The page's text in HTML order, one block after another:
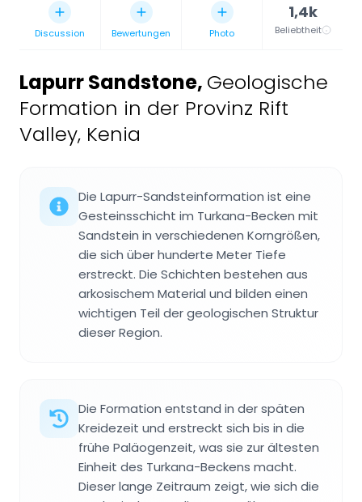
Discussion Bewertungen Photo
1,4k
Beliebtheit
Lapurr Sandstone, Geologische
Formation in der Provinz Rift
Valley, Kenia
Die Lapurr-Sandsteinformation ist eine
Gesteinsschicht im Turkana-Becken mit
Sandstein in verschiedenen Korngrößen,
die sich über hunderte Meter Tiefe
erstreckt. Die Schichten bestehen aus
arkosischem Material und bilden einen
wichtigen Teil der geologischen Struktur
dieser Region.
Die Formation entstand in der späten
Kreidezeit und erstreckt sich bis in die
frühe Paläogenzeit, was sie zur ältesten
Einheit des Turkana-Beckens macht.
Dieser lange Zeitraum zeigt, wie sich die